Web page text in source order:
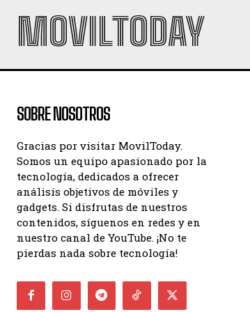
MOVILTODAY
SOBRE NOSOTROS
Gracias por visitar MovilToday.
Somos un equipo apasionado por la
tecnología, dedicados a ofrecer
análisis objetivos de móviles y
gadgets. Si disfrutas de nuestros
contenidos, síguenos en redes y en
nuestro canal de YouTube. ¡No te
pierdas nada sobre tecnología!